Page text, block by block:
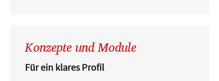
Konzepte und Module
Für ein klares Profil